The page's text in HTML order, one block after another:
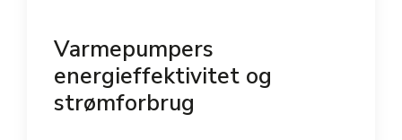
Varmepumpers
energieffektivitet og
strømforbrug